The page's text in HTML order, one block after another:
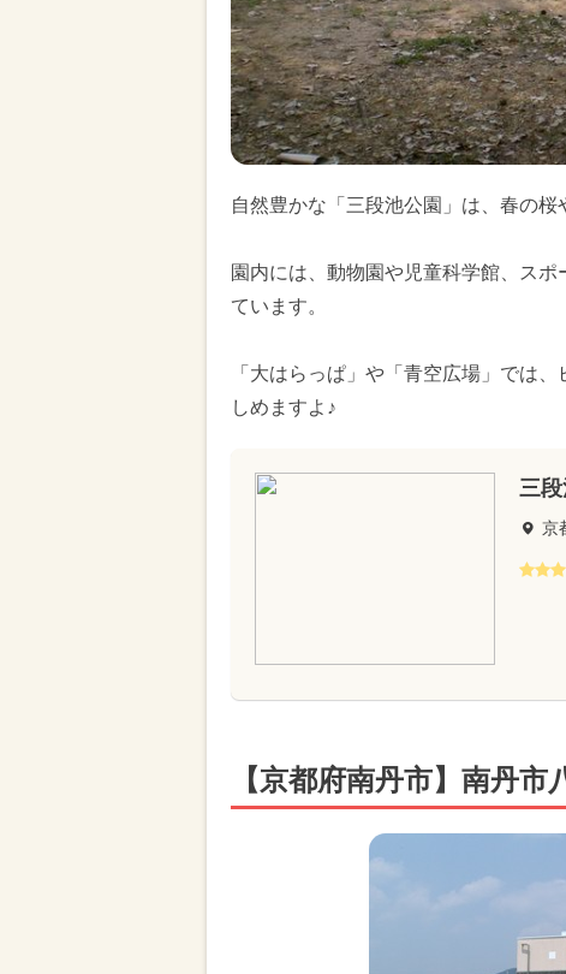
自然豊かな「三段池公園」は、春の桜
園内には、動物園や児童科学館、ス
ています。
「大はらっぱ」や「青空広場」では
しめますよ♪
三
京
【京都府南丹市】南丹